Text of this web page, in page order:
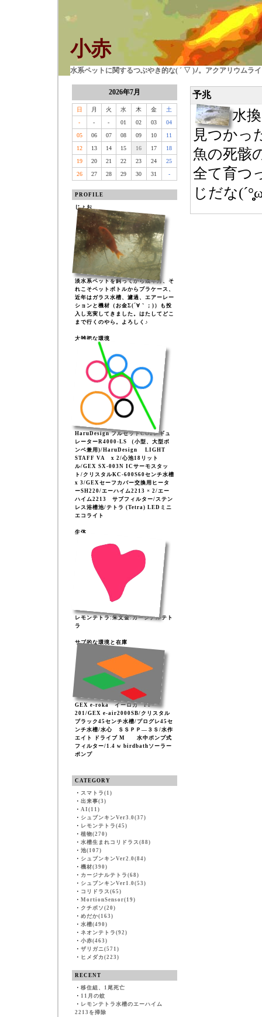
小赤
水系ペットに関するつぶやき的な( ´ ▽ )ﾉ。アクアリウムラ
2026年7月
日 月 火 水 木 金
土
-
- - 01 02 03
04
05
06 07 08 09 10
11
12
13 14 15 16 17
18
19
20 21 22 23 24
25
26
27 28 29 30 31 -
PROFILE
じょお
淡水系ペットを飼ってから幾年月、そ
れこそペットボトルからプラケース、
近年はガラス水槽、濾過、エアーレー
ションと機材（お金Σ(´∀｀；)）も投
入し充実してきました。はたしてどこ
まで行くのやら。よろしく♪
大雑把な環境
HaruDesign フルセットCO2レギュ
レーターR4000-LS （小型、大型ボ
ンベ兼用)/HaruDesign LIGHT
STAFF VA x 2/心池18リット
ル/GEX SX-003N ICサーモスタッ
ト/クリスタルKC-600S60センチ水槽
x 3/GEXセーフカバー交換用ヒータ
ーSH220/エーハイム2213 × 2/エー
ハイム2213 サブフィルター/ステン
レス浴槽池/テトラ (Tetra) LEDミニ
エコライト
生体
レモンテトラ:朱文金:カージナルテト
ラ
サブ的な環境と在庫
GEX e-roka イーロカ PF-
201/GEX e-air2000SB/クリスタル
ブラック45センチ水槽/プログレ45セ
ンチ水槽/水心 ＳＳＰＰ―３Ｓ/水作
エイト ドライブ M 水中ポンプ式
フィルター/1.4 w birdbathソーラー
ポンプ
CATEGORY
・ スマトラ(1)
・ 出来事(3)
・ AI(11)
・ シュブンキンVer3.0(37)
・ レモンテトラ(45)
・ 植物(270)
・ 水槽生まれコリドラス(88)
・ 池(107)
・ シュブンキンVer2.0(84)
・ 機材(390)
・ カージナルテトラ(68)
・ シュブンキンVer1.0(53)
・ コリドラス(65)
・ MortionSensor(19)
・ クチボソ(20)
・ めだか(163)
・ 水槽(490)
・ ネオンテトラ(92)
・ 小赤(463)
・ ザリガニ(571)
・ ヒメダカ(223)
RECENT
・ 移住組、1尾死亡
・ 11月の蚊
・ レモンテトラ水槽のエーハイム
2213を掃除
予兆
水
見つかっ
魚の死骸
全て育つ
じだな